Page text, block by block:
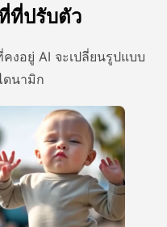
ที่ปรับตัว
งอยู่ AI จะเปลี่ยนรูปแบบ
ดนามิก